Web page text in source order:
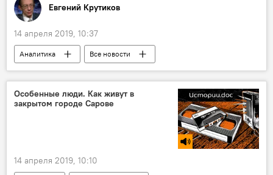
Евгений Крутиков
14 апреля 2019, 10:37
Аналитика
Все новости
Колумнисты
Особенные люди. Как живут в
закрытом городе Сарове
14 апреля 2019, 10:10